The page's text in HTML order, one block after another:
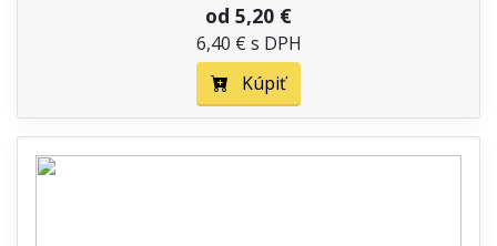
od 5,20 €
6,40 € s DPH
Kúpiť